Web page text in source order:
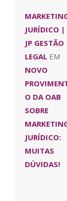
JURÍDICO |
JP GESTÃO
LEGAL EM
NOVO
O DA OAB
SOBRE
JURÍDICO:
MUITAS
DÚVIDAS!